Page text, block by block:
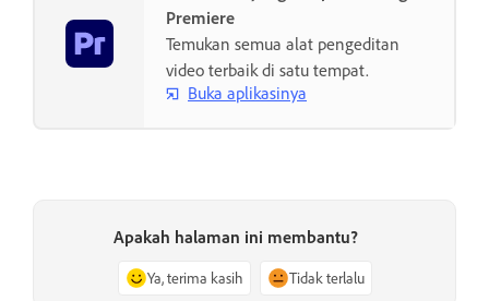
Premiere
Temukan semua alat pengeditan
video terbaik di satu tempat.
Buka aplikasinya
Apakah halaman ini membantu?
Ya, terima kasih Tidak terlalu